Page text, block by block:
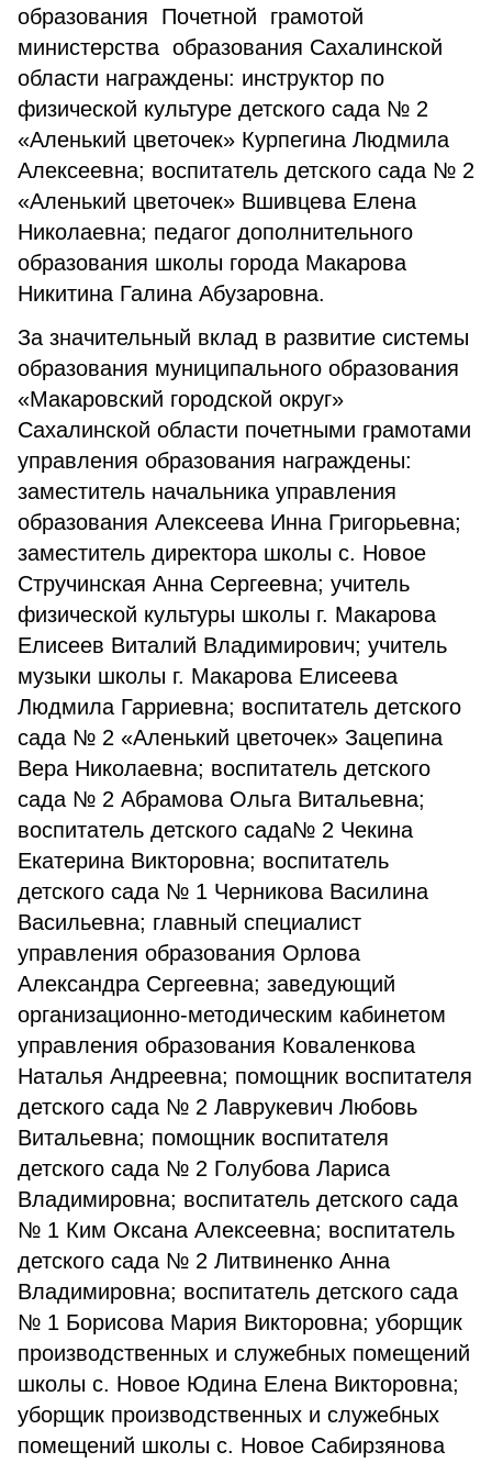
образования Почетной грамотой
министерства образования Сахалинской
области награждены: инструктор по
физической культуре детского сада № 2
«Аленький цветочек» Курпегина Людмила
Алексеевна; воспитатель детского сада № 2
«Аленький цветочек» Вшивцева Елена
Николаевна; педагог дополнительного
образования школы города Макарова
Никитина Галина Абузаровна.
За значительный вклад в развитие системы
образования муниципального образования
«Макаровский городской округ»
Сахалинской области почетными грамотами
управления образования награждены:
заместитель начальника управления
образования Алексеева Инна Григорьевна;
заместитель директора школы с. Новое
Стручинская Анна Сергеевна; учитель
физической культуры школы г. Макарова
Елисеев Виталий Владимирович; учитель
музыки школы г. Макарова Елисеева
Людмила Гарриевна; воспитатель детского
сада № 2 «Аленький цветочек» Зацепина
Вера Николаевна; воспитатель детского
сада № 2 Абрамова Ольга Витальевна;
воспитатель детского сада№ 2 Чекина
Екатерина Викторовна; воспитатель
детского сада № 1 Черникова Василина
Васильевна; главный специалист
управления образования Орлова
Александра Сергеевна; заведующий
организационно-методическим кабинетом
управления образования Коваленкова
Наталья Андреевна; помощник воспитателя
детского сада № 2 Лаврукевич Любовь
Витальевна; помощник воспитателя
детского сада № 2 Голубова Лариса
Владимировна; воспитатель детского сада
№ 1 Ким Оксана Алексеевна; воспитатель
детского сада № 2 Литвиненко Анна
Владимировна; воспитатель детского сада
№ 1 Борисова Мария Викторовна; уборщик
производственных и служебных помещений
школы с. Новое Юдина Елена Викторовна;
уборщик производственных и служебных
помещений школы с. Новое Сабирзянова